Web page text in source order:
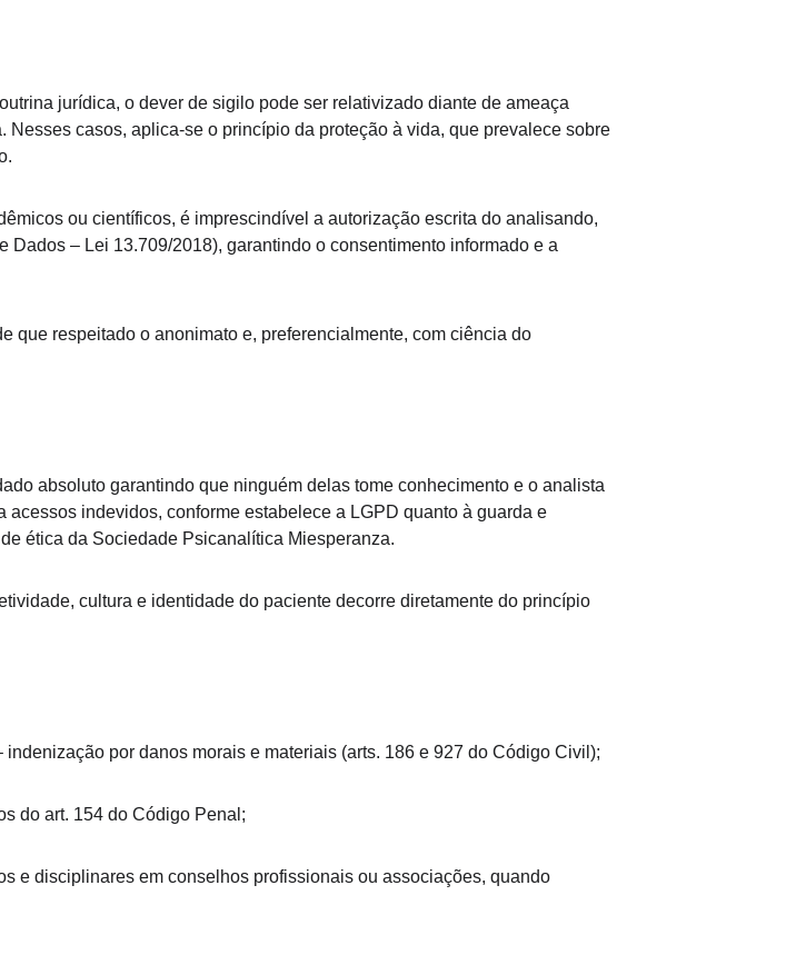
jurídica, o dever de sigilo pode ser relativizado diante de ameaça
casos, aplica-se o princípio da proteção à vida, que prevalece sobre
ou científicos, é imprescindível a autorização escrita do analisando,
Dados – Lei 13.709/2018), garantindo o consentimento informado e a
que respeitado o anonimato e, preferencialmente, com ciência do
absoluto garantindo que ninguém delas tome conhecimento e o analista
indevidos, conforme estabelece a LGPD quanto à guarda e
ética da Sociedade Psicanalítica Miesperanza.
cultura e identidade do paciente decorre diretamente do princípio
por danos morais e materiais (arts. 186 e 927 do Código Civil);
do art. 154 do Código Penal;
e disciplinares em conselhos profissionais ou associações, quando